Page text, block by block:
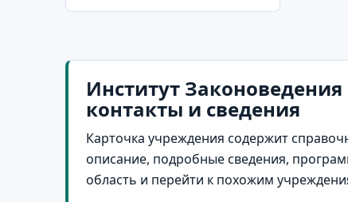
Институт
контакты и сведения
Карточка учреждения содержит
описание, подробные сведения,
область и перейти к похожим